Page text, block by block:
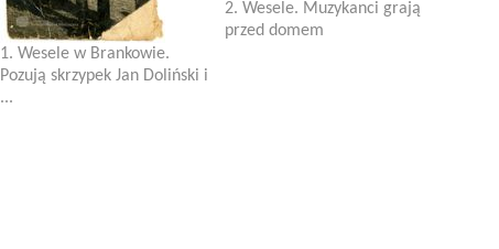
1. Wesele w Brankowie.
Pozują skrzypek Jan Doliński i
...
2. Wesele. Muzykanci grają
przed domem